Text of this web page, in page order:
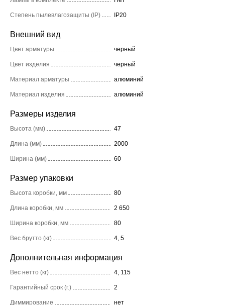
Степень пылевлагозащиты (IP) IP20
Внешний вид
Цвет арматуры черный
Цвет изделия черный
Материал арматуры алюминий
Материал изделия алюминий
Размеры изделия
Высота (мм) 47
Длина (мм) 2000
Ширина (мм) 60
Размер упаковки
Высота коробки, мм 80
Длина коробки, мм 2 650
Ширина коробки, мм 80
Вес брутто (кг) 4, 5
Дополнительная информация
Вес нетто (кг) 4, 115
Гарантийный срок (г.) 2
Диммирование нет